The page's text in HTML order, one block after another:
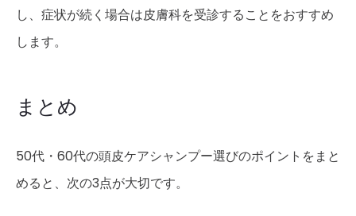
し、症状が続く場合は皮膚科を受診することをおすすめ
します。
まとめ
50代・60代の頭皮ケアシャンプー選びのポイントをまと
めると、次の3点が大切です。